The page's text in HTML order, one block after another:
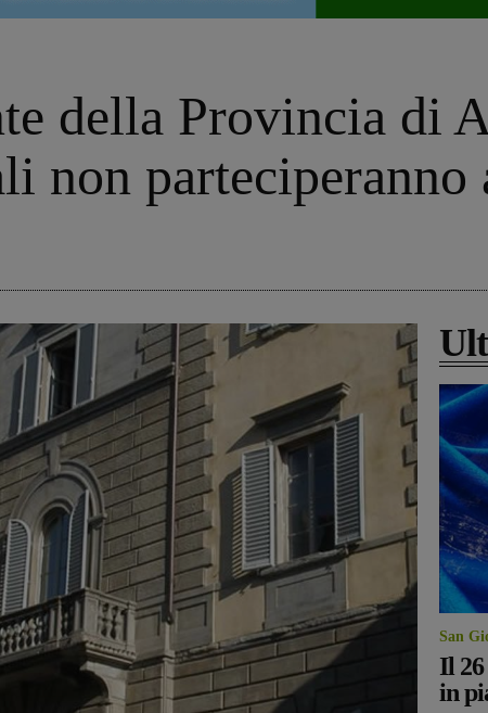
della Provincia di
non parteciperanno
San
Il 26
in